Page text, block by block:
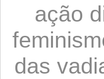
ação
das